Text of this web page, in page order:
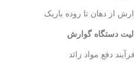
از دهان تا روده باریک
دستگاه گوارش
دفع مواد زائد